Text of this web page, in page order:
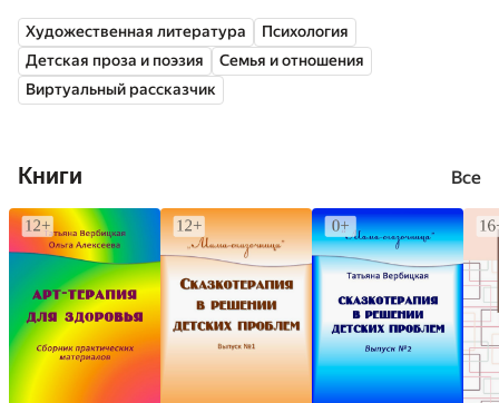
Художественная литература
Психология
Детская проза и поэзия
Семья и отношения
Виртуальный рассказчик
Книги Все